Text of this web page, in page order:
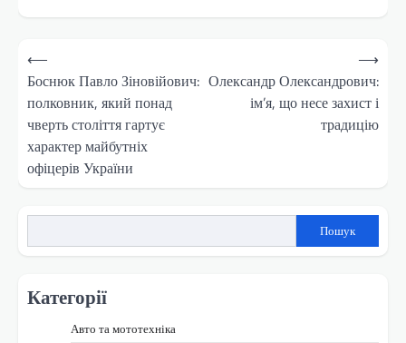
Навігація
записів
⟵
Боснюк Павло Зіновійович:
полковник, який понад
чверть століття гартує
характер майбутніх
офіцерів України
Олександр Олександрович:
ім’я, що несе захист і
традицію
⟶
Пошук
Категорії
Авто та мототехніка